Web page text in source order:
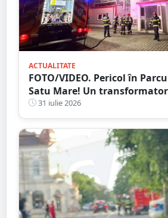
ACTUALITATE
FOTO/VIDEO. Pericol în
Satu Mare! Un
foc, intervenție de amploare
31 iulie 2026